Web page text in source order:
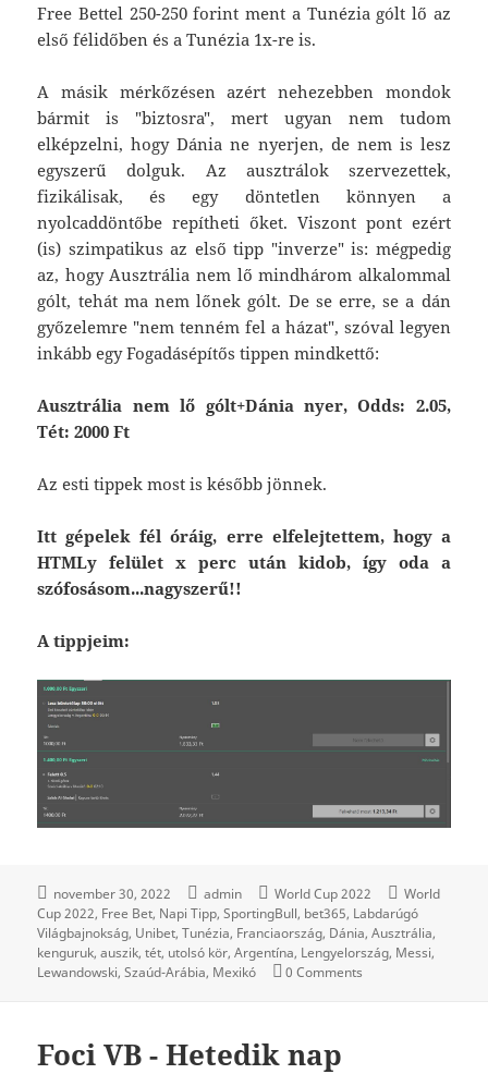
Free Bettel 250-250 forint ment a Tunézia gólt lő az
első félidőben és a Tunézia 1x-re is.
A másik mérkőzésen azért nehezebben mondok
bármit is "biztosra", mert ugyan nem tudom
elképzelni, hogy Dánia ne nyerjen, de nem is lesz
egyszerű dolguk. Az ausztrálok szervezettek,
fizikálisak, és egy döntetlen könnyen a
nyolcaddöntőbe repítheti őket. Viszont pont ezért
(is) szimpatikus az első tipp "inverze" is: mégpedig
az, hogy Ausztrália nem lő mindhárom alkalommal
gólt, tehát ma nem lőnek gólt. De se erre, se a dán
győzelemre "nem tenném fel a házat", szóval legyen
inkább egy Fogadásépítős tippen mindkettő:
Ausztrália nem lő gólt+Dánia nyer, Odds: 2.05,
Tét: 2000 Ft
Az esti tippek most is később jönnek.
Itt gépelek fél óráig, erre elfelejtettem, hogy a
HTMLy felület x perc után kidob, így oda a
szófosásom...nagyszerű!!
A tippjeim:
november 30, 2022 admin World Cup 2022
World
Cup 2022 Free Bet Napi Tipp SportingBull bet365 Labdarúgó
Világbajnokság Unibet Tunézia Franciaország Dánia Ausztrália
kenguruk auszik tét utolsó kör Argentína Lengyelország Messi
Lewandowski Szaúd-Arábia Mexikó 0 Comments
Foci VB - Hetedik nap